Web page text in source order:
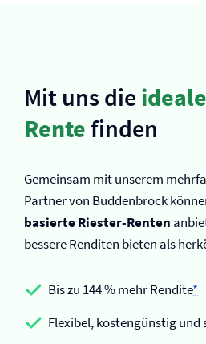
Mit uns die
Rentefinden
Gemeinsam mit unserem
Partner von Buddenbrock
basierte Riester-Renten
bessere Renditen bieten als
Bis zu 144 % mehr Rendite*
Flexibel, kostengünstig